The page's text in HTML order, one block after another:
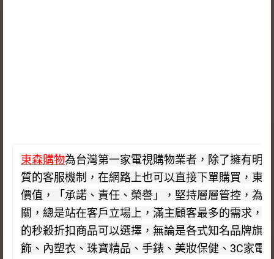
東森購物為台灣第一家電視購物業者，除了擁有明
質的客服機制，在網路上也可以直接下單購買，東
價值，「承諾、責任、榮譽」，堅持層層管控，為
關，總是站在客戶立場上，滿主顧客最多的需求，在
的秒殺折扣商品可以選擇，無論是各式知名品牌旗
飾、內塑衣、珠寶精品、手錶、美妝保健、3C家電